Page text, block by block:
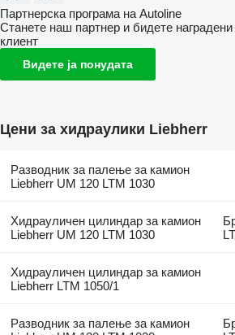
Партнерска програма на Autoline
Станете наш партнер и бидете наградени
клиент
Видете ја понудата
Цени за хидраулики Liebherr
Разводник за палење за камион
Liebherr UM 120 LTM 1030
Хидрауличен цилиндар за камион
Liebherr UM 120 LTM 1030
Хидрауличен цилиндар за камион
Liebherr LTM 1050/1
Разводник за палење за камион